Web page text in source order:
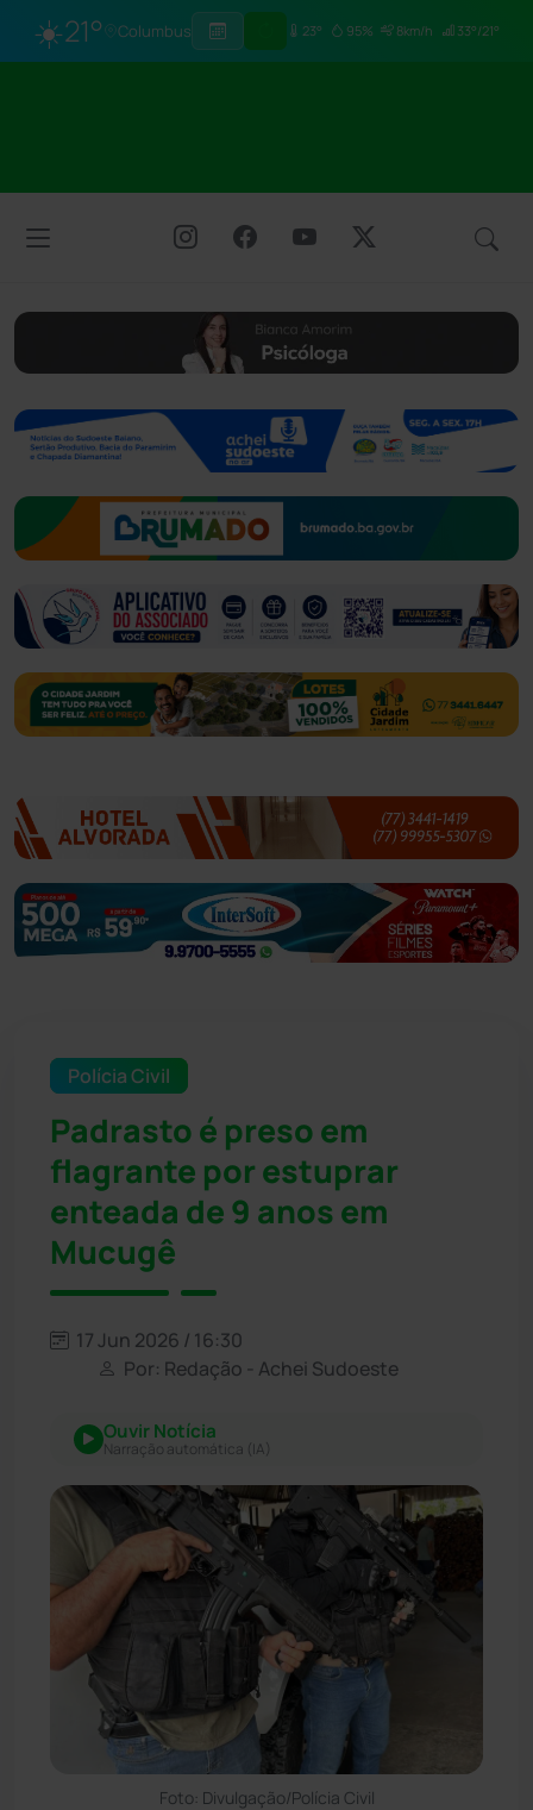
☀️21° Columbus 23° 95% 8km/h 33°/21°
Polícia Civil
Padrasto é preso em
flagrante por estuprar
enteada de 9 anos em
Mucugê
17 Jun 2026 / 16:30
Por: Redação - Achei Sudoeste
Ouvir Notícia
Narração automática (IA)
Foto: Divulgação/Polícia Civil